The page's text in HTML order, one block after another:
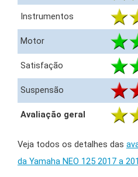
Instrumentos
Motor
Satisfação
Suspensão
Avaliação geral
Veja todos os detalhes das
da Yamaha NEO 125 2017 a